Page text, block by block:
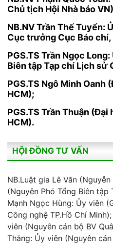
Chủ tịch Hội Nhà báo
NB.NV Trần Thế Tuyển:
Cục trưởng Cục Báo chí,
PGS.TS Trần Ngọc
Biên tập Tạp chí Lịch sử
PGS.TS Ngô Minh Oanh
HCM);
PGS.TS Trần Thuận (Đại
HCM).
HỘI ĐỒNG TƯ VẤN
NB.Luật gia Lê Văn
(Nguyên Phó Tổng Biên tập
Mạnh Ngọc Hùng: Ủy viên
Công nghệ TP.Hồ Chí
viên (Nguyên cán bộ BV
Thắng: Ủy viên (Nguyên